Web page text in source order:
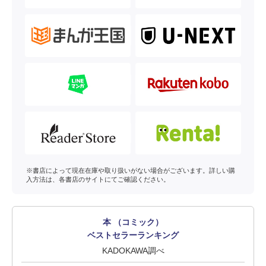
※書店によって現在在庫や取り扱いがない場合がございます。詳しい購
入方法は、各書店のサイトにてご確認ください。
本 （コミック）
ベストセラーランキング
KADOKAWA調べ